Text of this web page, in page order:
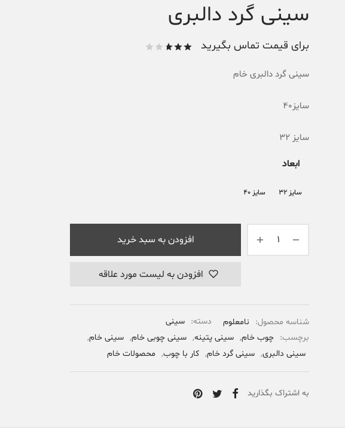
سینی گرد دالبری
برای قیمت تماس بگیرید
سینی گرد دالبری خام
سایز40
سایز 32
ابعاد
سایز 32 سایز 40
افزودن به سبد خرید
افزودن به لیست مورد علاقه
شناسه محصول: نامعلوم دسته: سینی
برچسب: چوب خام, سینی پتینه, سینی چوبی خام, سینی خام,
سینی دالبری, سینی گرد خام, کار با چوب, محصولات خام
به اشتراک بگذارید